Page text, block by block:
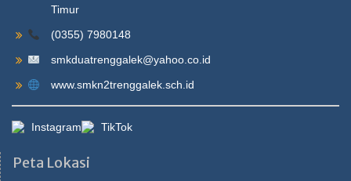
Timur
(0355) 7980148
smkduatrenggalek@yahoo.co.id
www.smkn2trenggalek.sch.id
Instagram TikTok
Peta Lokasi